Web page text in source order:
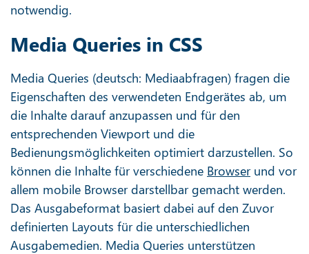
notwendig.
Media Queries in CSS
Media Queries (deutsch: Mediaabfragen) fragen die
Eigenschaften des verwendeten Endgerätes ab, um
die Inhalte darauf anzupassen und für den
entsprechenden Viewport und die
Bedienungsmöglichkeiten optimiert darzustellen. So
können die Inhalte für verschiedene Browserund vor
allem mobile Browser darstellbar gemacht werden.
Das Ausgabeformat basiert dabei auf den Zuvor
definierten Layouts für die unterschiedlichen
Ausgabemedien. Media Queries unterstützen